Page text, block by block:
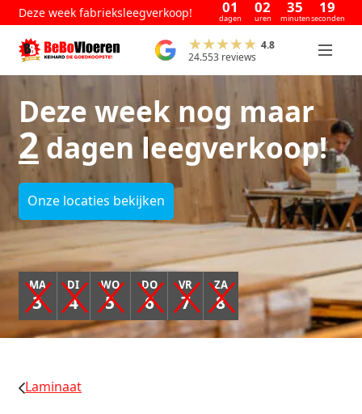
Deze week fabrieksleegverkoop! 01
dagen
02
uren
35
minuten
19
seconden
4.8
24.553 reviews
Deze week nog maar
2dagen leegverkoop!
Onze locaties bekijken
MA
3
DI
4
WO
5
DO
6
VR
7
ZA
8
Laminaat